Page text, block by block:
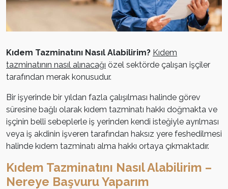
Kıdem Tazminatını Nasıl Alabilirim? Kıdem
tazminatının nasıl alınacağı özel sektörde çalışan işçiler
tarafından merak konusudur.
Bir işyerinde bir yıldan fazla çalışılması halinde görev
süresine bağlı olarak kıdem tazminatı hakkı doğmakta ve
işçinin belli sebeplerle iş yerinden kendi isteğiyle ayrılması
veya iş akdinin işveren tarafından haksız yere feshedilmesi
halinde kıdem tazminatı alma hakkı ortaya çıkmaktadır.
Kıdem Tazminatını Nasıl Alabilirim –
Nereye Başvuru Yaparım